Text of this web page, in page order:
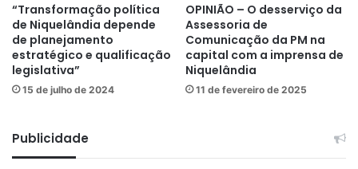
“Transformação política
de Niquelândia depende
de planejamento
estratégico e qualificação
legislativa”
15 de julho de 2024
OPINIÃO – O desserviço da
Assessoria de
Comunicação da PM na
capital com a imprensa de
Niquelândia
11 de fevereiro de 2025
Publicidade